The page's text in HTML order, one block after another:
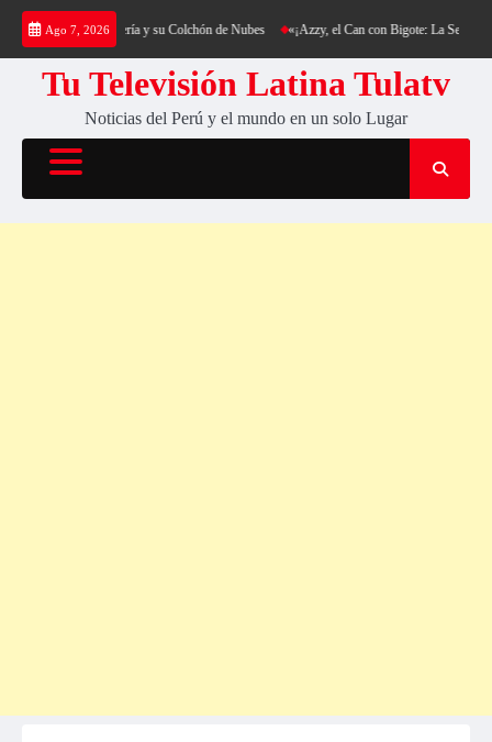
Saltar
contenido
Ago 7, 2026
al Cerro Cantería y su Colchón de Nubes «¡Azzy, el Can con Bigote: La Sensación
Tu Televisión Latina Tulatv
Noticias del Perú y el mundo en un solo Lugar